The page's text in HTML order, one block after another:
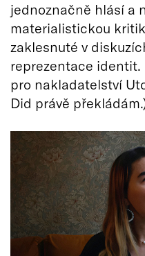
jednoznačně hlásí a
materialistickou
zaklesnuté v
reprezentace identit.
pro nakladatelství
Did právě